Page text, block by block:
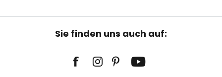
Sie finden uns auch auf: